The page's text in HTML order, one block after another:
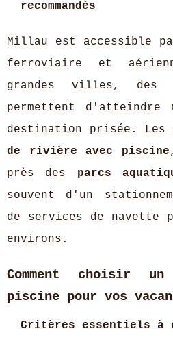
recommandés
Millau est accessible
ferroviaire et
grandes villes,
permettent d'atteindre
destination prisée. Les
de rivière avec piscine
près des parcs
souvent d'un
de services de navette
environs.
Comment choisir un
piscine pour vos
Critères essentiels à